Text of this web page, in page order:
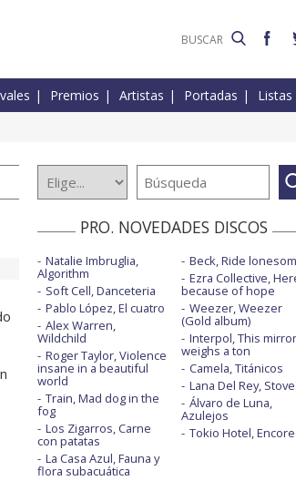
Premios Artistas Portadas Listas
PRO. NOVEDADES DISCOS
Natalie Imbruglia,
Algorithm
Soft Cell, Danceteria
Pablo López, El cuatro
Alex Warren,
Wildchild
Roger Taylor, Violence
insane in a beautiful
world
Train, Mad dog in the
fog
Los Zigarros, Carne
con patatas
La Casa Azul, Fauna y
flora subacuática
Beck, Ride
Ezra Collective,
because of hope
Weezer, Weezer
(Gold album)
Interpol, This mirror
weighs a ton
Camela, Titánicos
Lana Del Rey, Stove
Álvaro de Luna,
Azulejos
Tokio Hotel, Encore